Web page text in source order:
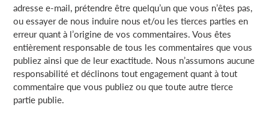
adresse e-mail, prétendre être quelqu’un que vous n’êtes pas,
ou essayer de nous induire nous et/ou les tierces parties en
erreur quant à l’origine de vos commentaires. Vous êtes
entièrement responsable de tous les commentaires que vous
publiez ainsi que de leur exactitude. Nous n’assumons aucune
responsabilité et déclinons tout engagement quant à tout
commentaire que vous publiez ou que toute autre tierce
partie publie.